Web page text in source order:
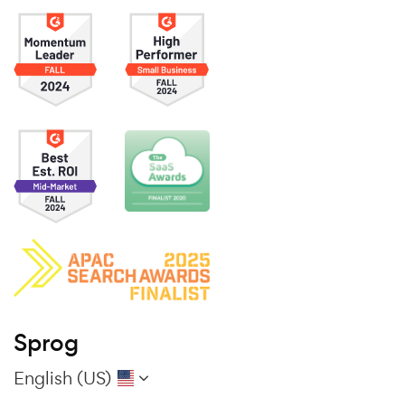
Sprog
English (US)